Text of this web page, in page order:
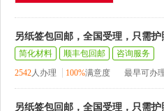
另纸签包回邮，全国受理，只需
简化材料 顺丰包回邮
咨询服务
2542人办理 100%满意度 最早可办
另纸签包回邮，全国受理，只需